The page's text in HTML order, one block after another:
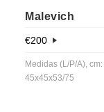
Malevich
€200
Medidas (L/P/A), cm:
45x45x53/75